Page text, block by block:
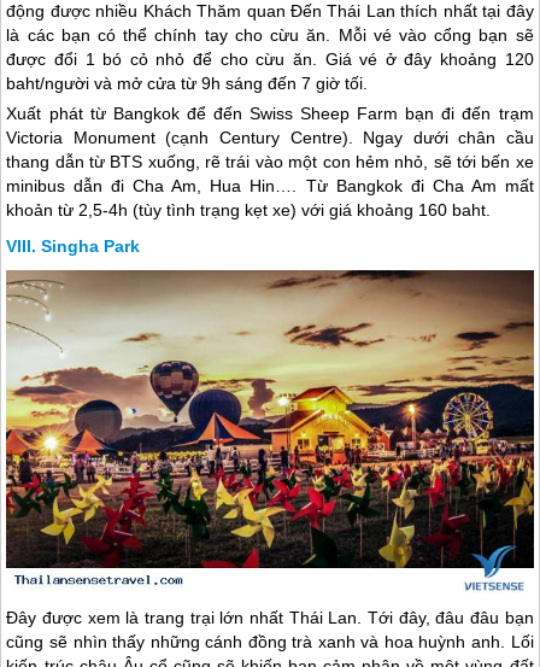
động được nhiều Khách Thăm quan ĐếnThái Lan thích nhất tại đây
là các bạn có thể chính tay cho cừu ăn. Mỗi vé vào cổng bạn sẽ
được đổi 1 bó cỏ nhỏ để cho cừu ăn. Giá vé ở đây khoảng 120
baht/người và mở cửa từ 9h sáng đến 7 giờ tối.
Xuất phát từ Bangkok để đến Swiss Sheep Farm bạn đi đến trạm
Victoria Monument (cạnh Century Centre). Ngay dưới chân cầu
thang dẫn từ BTS xuống, rẽ trái vào một con hẻm nhỏ, sẽ tới bến xe
minibus dẫn đi Cha Am, Hua Hin…. Từ Bangkok đi Cha Am mất
khoản từ 2,5-4h (tùy tình trạng kẹt xe) với giá khoảng 160 baht.
Singha Park
Đây được xem là trang trại lớn nhất Thái Lan . Tới đây, đâu đâu bạn
cũng sẽ nhìn thấy những cánh đồng trà xanh và hoa huỳnh anh. Lối